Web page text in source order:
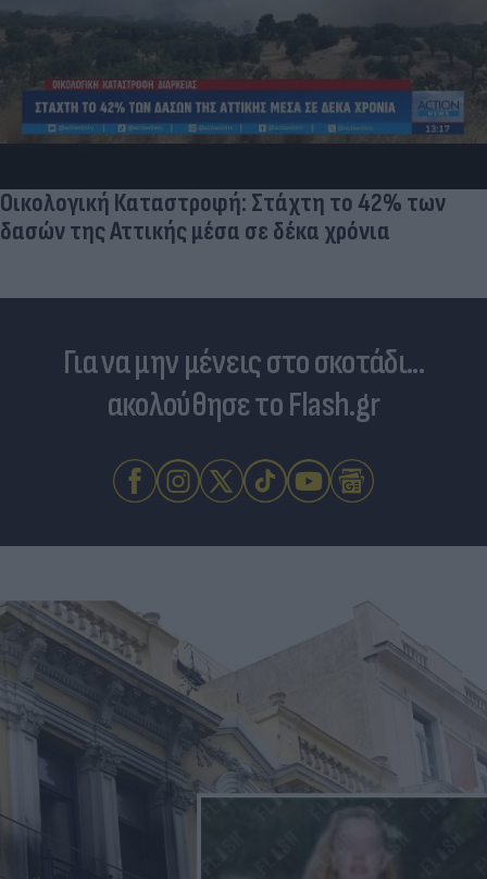
Επανεκκίνηση της ηλεκτρικής διασύνδεσης με
τη συμμετοχή της Γαλλικής Meridiam
Για να μην μένεις στο σκοτάδι...
ακολούθησε το Flash.gr